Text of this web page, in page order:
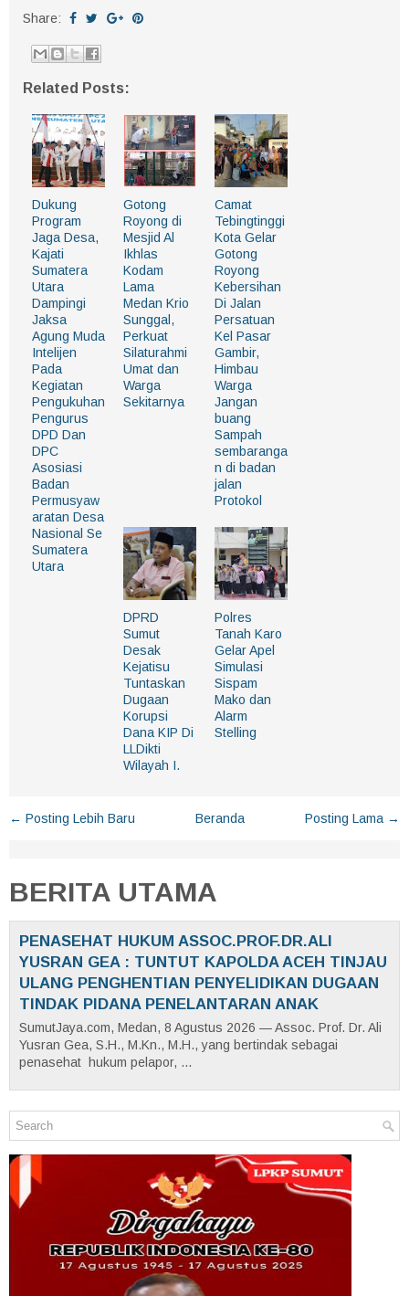
Share:
Related Posts:
Dukung
Program
Jaga Desa,
Kajati
Sumatera
Utara
Dampingi
Jaksa
Agung Muda
Intelijen
Pada
Kegiatan
Pengukuhan
Pengurus
DPD Dan
DPC
Asosiasi
Badan
Permusyaw
aratan Desa
Nasional Se
Sumatera
Utara
Gotong
Royong di
Mesjid Al
Ikhlas
Kodam
Lama
Medan Krio
Sunggal,
Perkuat
Silaturahmi
Umat dan
Warga
Sekitarnya
Camat
Tebingtinggi
Kota Gelar
Gotong
Royong
Kebersihan
Di Jalan
Persatuan
Kel Pasar
Gambir,
Himbau
Warga
Jangan
buang
Sampah
sembaranga
n di badan
jalan
Protokol
DPRD
Sumut
Desak
Kejatisu
Tuntaskan
Dugaan
Korupsi
Dana KIP Di
LLDikti
Wilayah I.
Polres
Tanah Karo
Gelar Apel
Simulasi
Sispam
Mako dan
Alarm
Stelling
← Posting Lebih Baru Posting Lama →
Beranda
BERITA UTAMA
PENASEHAT HUKUM ASSOC.PROF.DR.ALI
YUSRAN GEA : TUNTUT KAPOLDA ACEH TINJAU
ULANG PENGHENTIAN PENYELIDIKAN DUGAAN
TINDAK PIDANA PENELANTARAN ANAK
SumutJaya.com, Medan, 8 Agustus 2026 — Assoc. Prof. Dr. Ali
Yusran Gea, S.H., M.Kn., M.H., yang bertindak sebagai
penasehat hukum pelapor, ...